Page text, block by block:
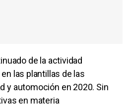
de la actividad
las plantillas de las
y automoción en 2020. Sin
en materia